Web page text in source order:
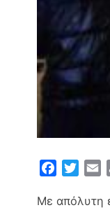
c
i
a
Με απόλυτη